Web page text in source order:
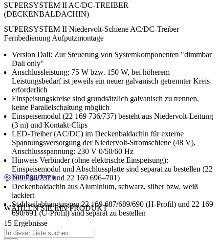
SUPERSYSTEM II AC/DC-TREIBER
(DECKENBALDACHIN)
SUPERSYSTEM II Niedervolt-Schiene AC/DC-Treiber
Fernbedienung Aufputzmontage
Version Dali: Zur Steuerung von Systemkomponenten "dimmbar
Dali only"
Anschlussleistung: 75 W bzw. 150 W, bei höherem
Leistungsbedarf ist jeweils ein neuer galvanisch getrennter Kreis
erforderlich
Einspeisungskreise sind grundsätzlich galvanisch zu trennen,
keine Parallelschaltung möglich
Einspeisemodul (22 169 736/737) besteht aus Niedervolt-Leitung
(3 m) und Kontakt-Clips
LED-Treiber (AC/DC) im Deckenbaldachin für externe
Spannungsversorgung der Niedervolt-Stromschiene (48 V),
Anschlussspannung: 230 V 0/50/60 Hz
Hinweis Verbinder (ohne elektrische Einspeisung):
Einspeisemodul und Abschlussplatte sind separat zu bestellen (22
169 736/737 und 22 169 696–701)
Deckenbaldachin aus Aluminium, schwarz, silber bzw. weiß
lackiert
Stahlseilabhängungen 22 169 687/689/690 (H-Profil) und 22 169
690/691 (U-Profil) sind separat zu bestellen
Konfigurieren
WÄHLEN SIE EIN PRODUKT
15 Ergebnisse